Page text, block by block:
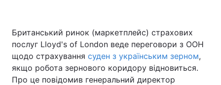
Британський ринок (маркетплейс) страхових
послуг Lloyd's of London веде переговори з ООН
щодо страхування суден з українським зерном,
якщо робота зернового коридору відновиться.
Про це повідомив генеральний директор